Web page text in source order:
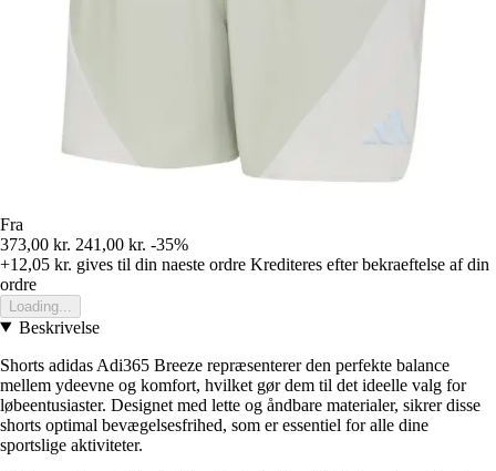
Fra
373,00 kr. 241,00 kr. -35%
+12,05 kr. gives til din naeste ordre Krediteres efter bekraeftelse af din
ordre
Loading...
Beskrivelse
Shorts adidas Adi365 Breeze repræsenterer den perfekte balance
mellem ydeevne og komfort, hvilket gør dem til det ideelle valg for
løbeentusiaster. Designet med lette og åndbare materialer, sikrer disse
shorts optimal bevægelsesfrihed, som er essentiel for alle dine
sportslige aktiviteter.